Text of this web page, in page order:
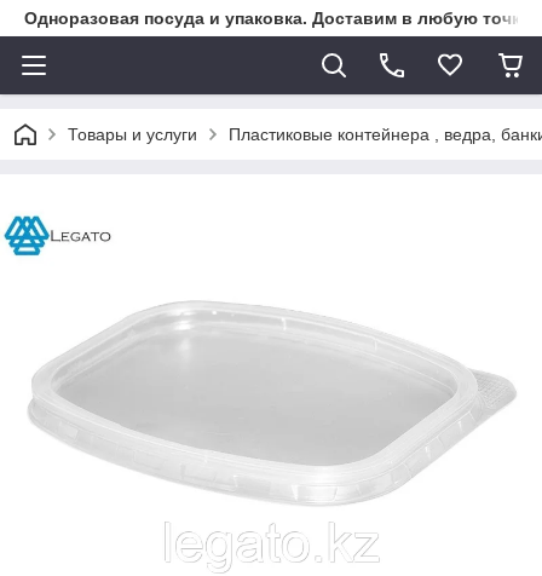
Одноразовая посуда и упаковка. Доставим в любую точку
Товары и услуги Пластиковые контейнера , ведра,